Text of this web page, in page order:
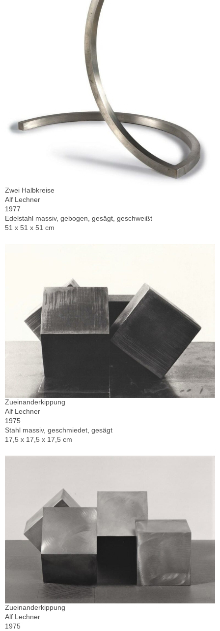
Zwei Halbkreise
Alf Lechner
1977
Edelstahl massiv, gebogen, gesägt, geschweißt
51 x 51 x 51 cm
Zueinanderkippung
Alf Lechner
1975
Stahl massiv, geschmiedet, gesägt
17,5 x 17,5 x 17,5 cm
Zueinanderkippung
Alf Lechner
1975